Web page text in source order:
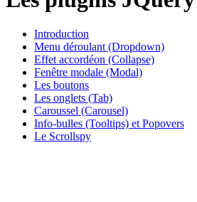
Introduction
Menu déroulant (Dropdown)
Effet accordéon (Collapse)
Fenêtre modale (Modal)
Les boutons
Les onglets (Tab)
Caroussel (Carousel)
Info-bulles (Tooltips) et Popovers
Le Scrollspy